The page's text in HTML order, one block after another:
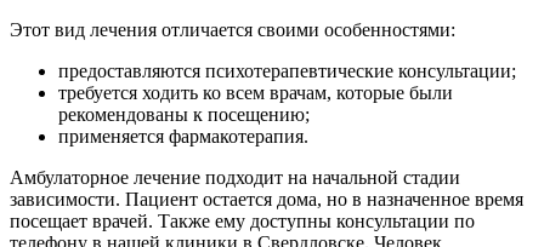
Этот вид лечения отличается своими особенностями:
предоставляются психотерапевтические консультации;
требуется ходить ко всем врачам, которые были
рекомендованы к посещению;
применяется фармакотерапия.
Амбулаторное лечение подходит на начальной стадии
зависимости. Пациент остается дома, но в назначенное время
посещает врачей. Также ему доступны консультации по
телефону в нашей клиники в Свердловске. Человек